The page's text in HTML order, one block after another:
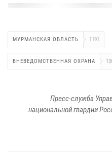
МУРМАНСКАЯ ОБЛАСТЬ 1191
ВНЕВЕДОМСТВЕННАЯ ОХРАНА
Пресс-служба
национальной гвардии